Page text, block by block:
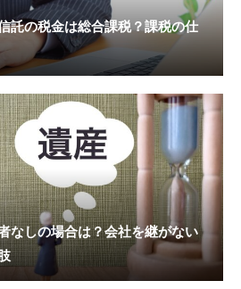
託の税金は総合課税？課税の仕
なしの場合は？会社を継がない